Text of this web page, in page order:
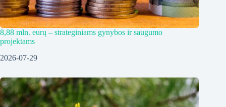
8,88 mln. eurų – strateginiams gynybos ir saugumo
projektams
2026-07-29